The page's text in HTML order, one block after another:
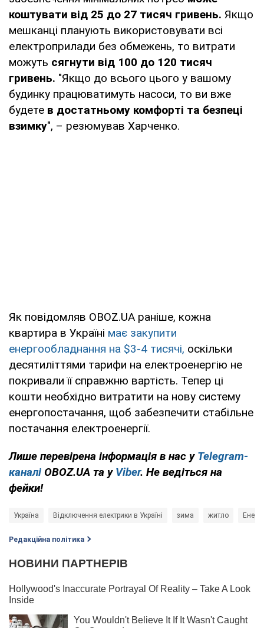
коштувати від 25 до 27 тисяч гривень. Якщо
мешканці планують використовувати всі
електроприлади без обмежень, то витрати
можуть сягнути від 100 до 120 тисяч
гривень. "Якщо до всього цього у вашому
будинку працюватимуть насоси, то ви вже
будете в достатньому комфорті та безпеці
взимку", – резюмував Харченко.
Як повідомляв OBOZ.UA раніше, кожна
квартира в Україні має закупити
енергообладнання на $3-4 тисячі, оскільки
десятиліттями тарифи на електроенергію не
покривали її справжню вартість. Тепер ці
кошти необхідно витратити на нову систему
енергопостачання, щоб забезпечити стабільне
постачання електроенергії.
Лише перевірена інформація в нас у Telegram-
каналі OBOZ.UA та у Viber. Не ведіться на
фейки!
Україна Відключення електрики в Україні зима житло
Редакційна політика